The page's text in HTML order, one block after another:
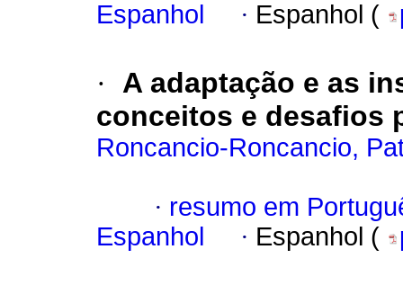
Espanhol · Espanhol (
·
A adaptação e as
conceitos e desafios
Roncancio-Roncancio,
· resumo em
Espanhol
· Espanhol (